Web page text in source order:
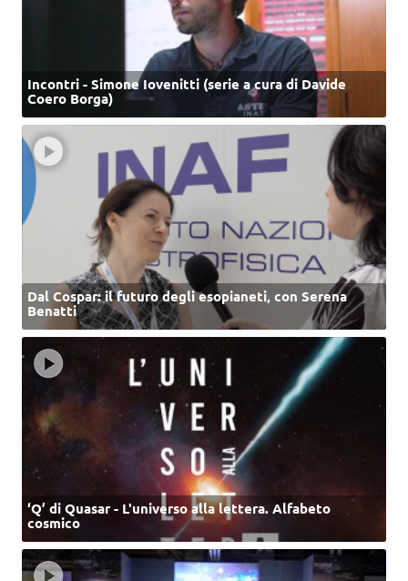
Incontri - Simone Iovenitti (serie a cura di Davide
Coero Borga)
Dal Cospar: il futuro degli esopianeti, con Serena
Benatti
‘Q’ di Quasar - L'universo alla lettera. Alfabeto
cosmico